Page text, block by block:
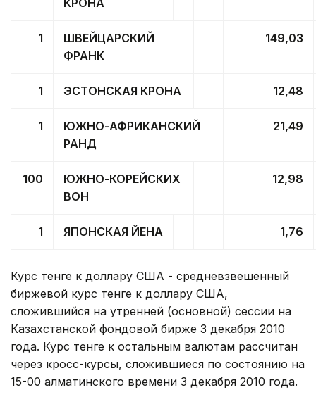
1
ШВЕЙЦАРСКИЙ
ФРАНК
149,03
1 ЭСТОНСКАЯ КРОНА 12,48
1
ЮЖНО-АФРИКАНСКИЙ
РАНД
21,49
100
ЮЖНО-КОРЕЙСКИХ
ВОН
12,98
1 ЯПОНСКАЯ ЙЕНА 1,76
Курс тенге к доллару США - средневзвешенный
биржевой курс тенге к доллару США,
сложившийся на утренней (основной) сессии на
Казахстанской фондовой бирже 3 декабря 2010
года. Курс тенге к остальным валютам рассчитан
через кросс-курсы, сложившиеся по состоянию на
15-00 алматинского времени 3 декабря 2010 года.